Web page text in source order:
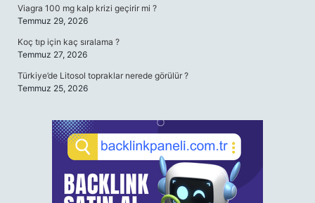
Viagra 100 mg kalp krizi geçirir mi ?
Temmuz 29, 2026
Koç tıp için kaç sıralama ?
Temmuz 27, 2026
Türkiye’de Litosol topraklar nerede görülür ?
Temmuz 25, 2026